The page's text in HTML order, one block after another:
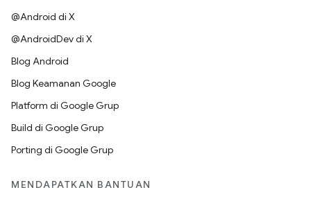
@Android di X
@AndroidDev di X
Blog Android
Blog Keamanan Google
Platform di Google Grup
Build di Google Grup
Porting di Google Grup
MENDAPATKAN BANTUAN